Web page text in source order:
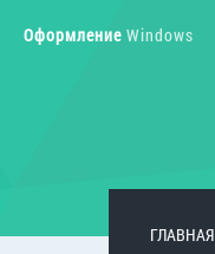
Оформление Windows
ГЛАВНАЯ